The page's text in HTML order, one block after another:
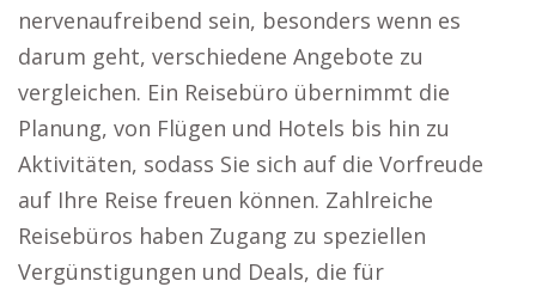
nervenaufreibend sein, besonders wenn es
darum geht, verschiedene Angebote zu
vergleichen. Ein Reisebüro übernimmt die
Planung, von Flügen und Hotels bis hin zu
Aktivitäten, sodass Sie sich auf die Vorfreude
auf Ihre Reise freuen können. Zahlreiche
Reisebüros haben Zugang zu speziellen
Vergünstigungen und Deals, die für